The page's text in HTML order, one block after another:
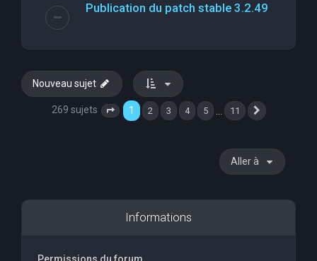
Publication du patch stable 3.2.49
Nouveau sujet
269 sujets Page 1 sur11
1 2 3 4 5 11
Aller à
Informations